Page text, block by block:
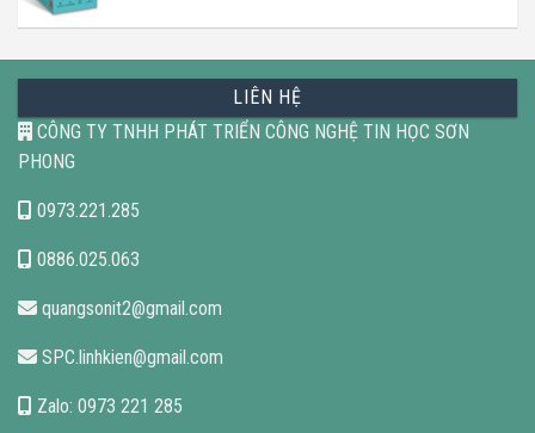
LIÊN HỆ
CÔNG TY TNHH PHÁT TRIỂN CÔNG NGHỆ TIN HỌC SƠN
PHONG
0973.221.285
0886.025.063
quangsonit2@gmail.com
SPC.linhkien@gmail.com
Zalo: 0973 221 285